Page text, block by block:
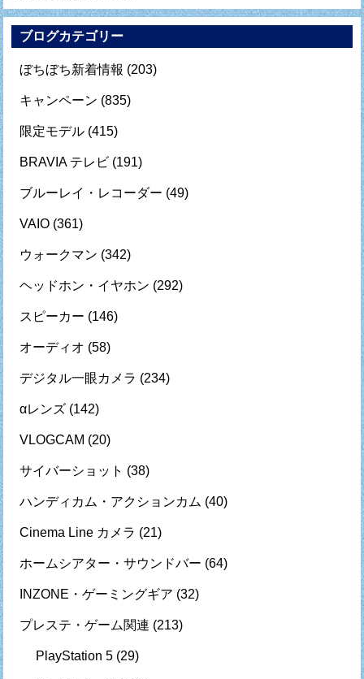
ブログカテゴリー
ぼちぼち新着情報 (203)
キャンペーン (835)
限定モデル (415)
BRAVIA テレビ (191)
ブルーレイ・レコーダー (49)
VAIO (361)
ウォークマン (342)
ヘッドホン・イヤホン (292)
スピーカー (146)
オーディオ (58)
デジタル一眼カメラ (234)
αレンズ (142)
VLOGCAM (20)
サイバーショット (38)
ハンディカム・アクションカム (40)
Cinema Line カメラ (21)
ホームシアター・サウンドバー (64)
INZONE・ゲーミングギア (32)
プレステ・ゲーム関連 (213)
PlayStation 5 (29)